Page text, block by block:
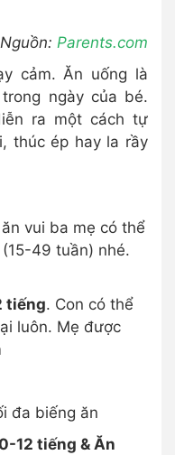
Nguồn: Parents.com
cảm. Ăn uống là
ngày của bé.
ra một cách tự
thúc ép hay la rầy
vui ba mẹ có thể
(15-49 tuần) nhé.
tiếng. Con có thể
luôn. Mẹ được
đa biếng ăn
12 tiếng & Ăn